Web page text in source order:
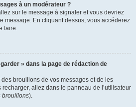
à un modérateur ?
sur le message à signaler et vous devriez
message. En cliquant dessus, vous accéderez
faire.
» dans la page de rédaction de
brouillons de vos messages et de les
allez dans le panneau de l’utilisateur
brouillons).